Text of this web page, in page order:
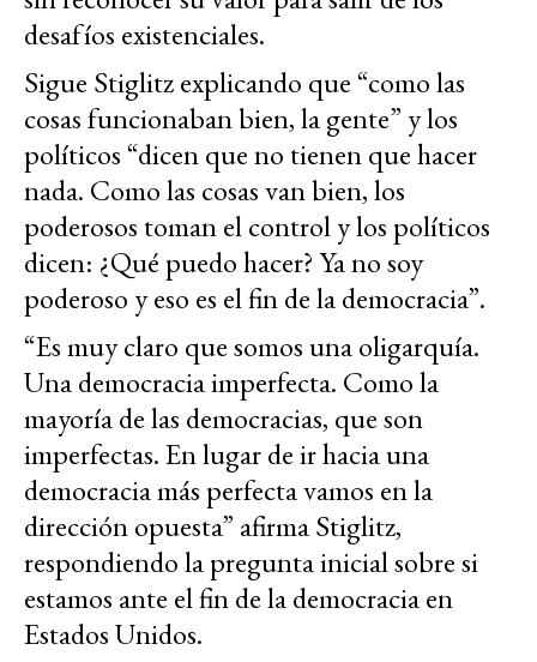
desafíos existenciales.
Sigue Stiglitz explicando que “como las
cosas funcionaban bien, la gente” y los
políticos “dicen que no tienen que hacer
nada. Como las cosas van bien, los
poderosos toman el control y los políticos
dicen: ¿Qué puedo hacer? Ya no soy
poderoso y eso es el fin de la democracia”.
“Es muy claro que somos una oligarquía.
Una democracia imperfecta. Como la
mayoría de las democracias, que son
imperfectas. En lugar de ir hacia una
democracia más perfecta vamos en la
dirección opuesta” afirma Stiglitz,
respondiendo la pregunta inicial sobre si
estamos ante el fin de la democracia en
Estados Unidos.